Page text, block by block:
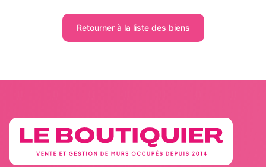
Retourner à la liste des biens